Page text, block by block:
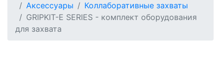
Аксессуары
Коллаборативные захваты
GRIPKIT-E SERIES - комплект оборудования
для захвата